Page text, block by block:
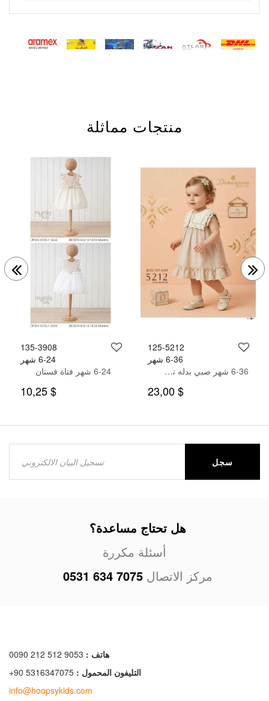
منتجات مماثلة
125-5212
6-36 شهر
6-36 شهر صبي بدله تيشرت مع سروال
$ 23,00
135-3908
6-24 شهر
6-24 شهر فتاة فستان
$ 10,25
سجل
هل تحتاج مساعدة؟
أسئلة مكررة
مركز الاتصال 0531 634 7075
هاتف : 0090 212 512 9053
التليفون المحمول : +90 5316347075
info@hoopsykids.com